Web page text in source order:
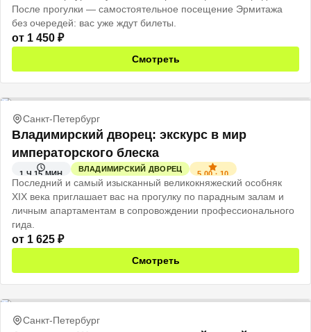
После прогулки — самостоятельное посещение Эрмитажа
без очередей: вас уже ждут билеты.
от 1 450 ₽
Смотреть
Санкт-Петербург
Владимирский дворец: экскурс в мир
императорского блеска
1 Ч 15 МИН
ВЛАДИМИРСКИЙ ДВОРЕЦ
5.00· 10
Последний и самый изысканный великокняжеский особняк
XIX века приглашает вас на прогулку по парадным залам и
личным апартаментам в сопровождении профессионального
гида.
от 1 625 ₽
Смотреть
Санкт-Петербург